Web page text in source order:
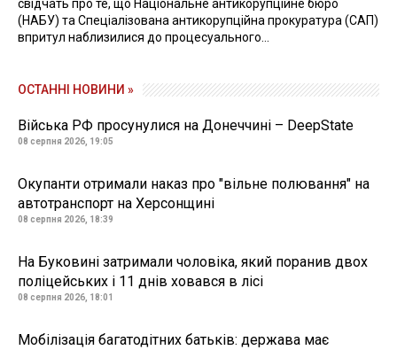
свідчать про те, що Національне антикорупційне бюро
(НАБУ) та Спеціалізована антикорупційна прокуратура (САП)
впритул наблизилися до процесуального...
ОСТАННІ НОВИНИ »
Війська РФ просунулися на Донеччині – DeepState
08 серпня 2026, 19:05
Окупанти отримали наказ про "вільне полювання" на
автотранспорт на Херсонщині
08 серпня 2026, 18:39
На Буковині затримали чоловіка, який поранив двох
поліцейських і 11 днів ховався в лісі
08 серпня 2026, 18:01
Мобілізація багатодітних батьків: держава має